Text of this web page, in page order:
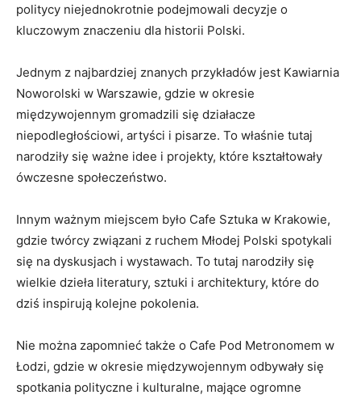
politycy niejednokrotnie podejmowali decyzje o‌
kluczowym znaczeniu ⁢dla historii Polski.
Jednym z najbardziej znanych przykładów jest ‌Kawiarnia
Noworolski⁣ w ‍Warszawie, gdzie w okresie
międzywojennym gromadzili się⁤ działacze
niepodległościowi, artyści i pisarze. To właśnie tutaj
narodziły się ważne idee i projekty,‌ które kształtowały
ówczesne społeczeństwo.
Innym ⁣ważnym ⁢miejscem ‍było Cafe Sztuka w Krakowie,
⁤gdzie twórcy związani ⁤z ‍ruchem Młodej Polski‍ spotykali
się na dyskusjach i wystawach. To tutaj​ narodziły się
⁢wielkie dzieła literatury, sztuki i architektury, które do
dziś‍ inspirują⁤ kolejne ‌pokolenia.
Nie można zapomnieć także o ​Cafe Pod Metronomem w
Łodzi, gdzie w okresie międzywojennym odbywały⁣ się
spotkania polityczne ⁢i kulturalne, mające ogromne